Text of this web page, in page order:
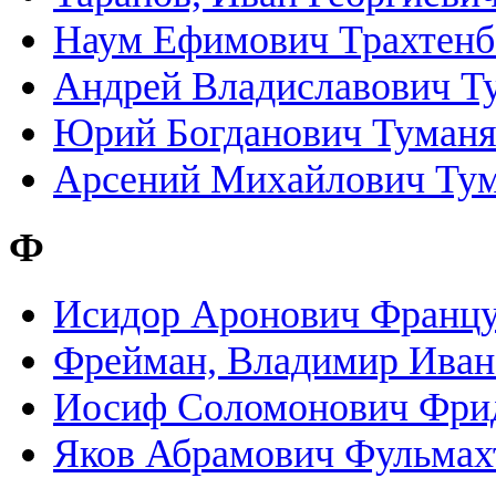
Наум Ефимович
Андрей Владиславович
Юрий Богданович
Арсений Михайлович
Ф
Исидор Аронович
Фрейман, Владимир
Иосиф Соломонович
Яков Абрамович